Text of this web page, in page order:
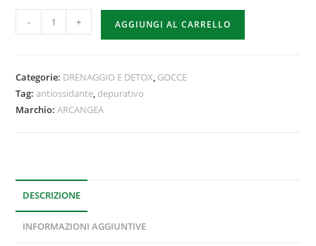
- + AGGIUNGI AL CARRELLO
Categorie: DRENAGGIO E DETOX, GOCCE
Tag:antiossidante, depurativo
Marchio:ARCANGEA
DESCRIZIONE
INFORMAZIONI AGGIUNTIVE